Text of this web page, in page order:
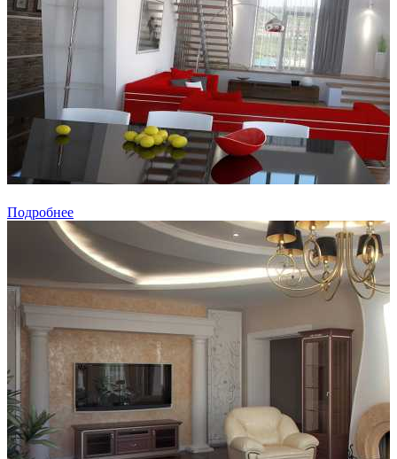
Подробнее